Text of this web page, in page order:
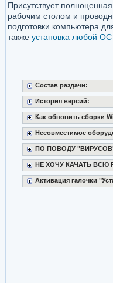
Присутствует полноценная
рабочим столом и
подготовки компьютера
также установка любой ОС
Состав раздачи:
История версий:
Как обновить сборки
Несовместимое
ПО ПОВОДУ
НЕ ХОЧУ КАЧАТЬ ВСЮ
Активация галочки